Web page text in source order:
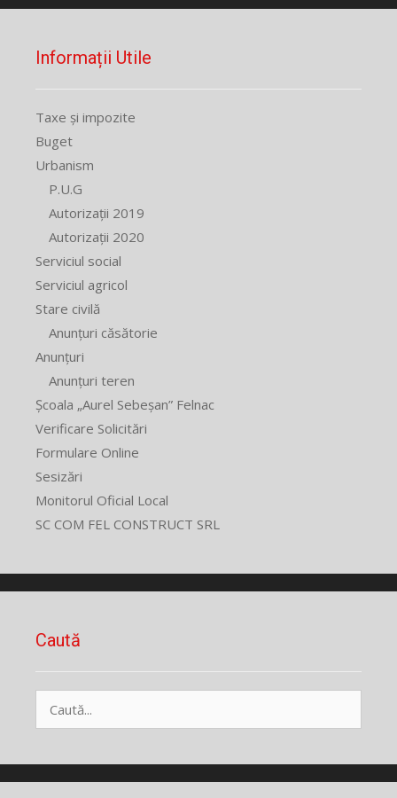
Informații Utile
Taxe și impozite
Buget
Urbanism
P.U.G
Autorizații 2019
Autorizații 2020
Serviciul social
Serviciul agricol
Stare civilă
Anunțuri căsătorie
Anunțuri
Anunțuri teren
Școala „Aurel Sebeșan” Felnac
Verificare Solicitări
Formulare Online
Sesizări
Monitorul Oficial Local
SC COM FEL CONSTRUCT SRL
Caută
după: